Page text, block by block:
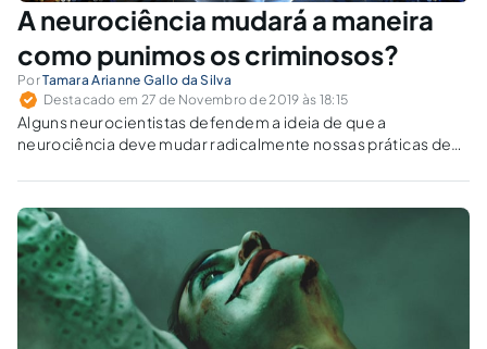
A neurociência mudará a maneira
como punimos os criminosos?
PorTamara Arianne Gallo da Silva
Destacado em 27 de Novembro de 2019 às 18:15
Alguns neurocientistas defendem a ideia de que a
neurociência deve mudar radicalmente nossas práticas de
completamente da noção de punição e concentrar-se na
contenção de comportamentos antissociais.